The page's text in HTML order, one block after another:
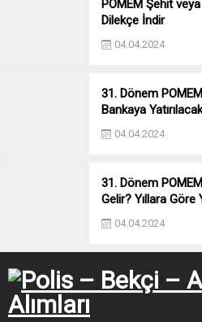
POMEM Şehit
Dilekçe İndir
04.04.2024
31. Dönem
Bankaya
04.04.2024
31. Dönem
Gelir? Yıllara Göre
04.04.2024